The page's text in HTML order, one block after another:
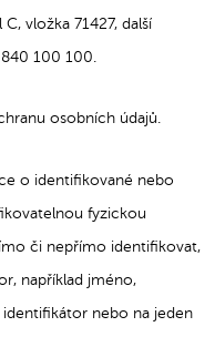
vložka 71427, další
100 100.
osobních údajů.
o identifikované nebo
fyzickou
či nepřímo identifikovat,
například jméno,
nebo na jeden